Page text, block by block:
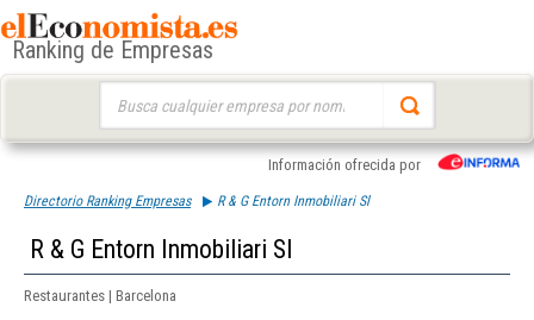
Ranking de Empresas
Información ofrecida por
Directorio Ranking Empresas R & G Entorn Inmobiliari Sl
R & G Entorn Inmobiliari Sl
Restaurantes | Barcelona